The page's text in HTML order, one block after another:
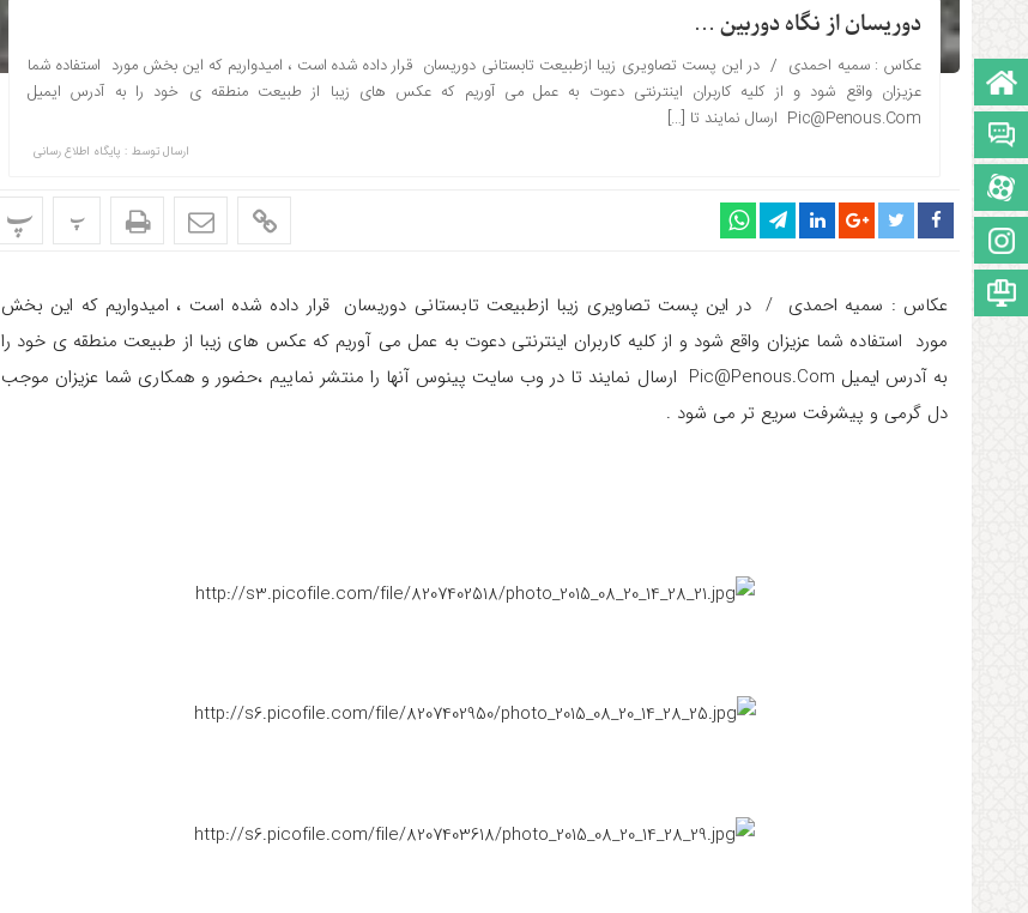
صفحه نخست
اینستاگرام
مجوز سایت
دوریسان از نگاه دوربین …
عکاس : سمیه احمدی / در این پست تصاویری زیبا ازطبیعت تابستانی دوریسان قرار داده شده است ، امیدواریم که این بخش مورد استفاده شما
عزیزان واقع شود و از کلیه کاربران اینترنتی دعوت به عمل می آوریم که عکس های زیبا از طبیعت منطقه ی خود را به آدرس ایمیل
Pic@Penous.Com ارسال نمایند تا […]
ارسال توسط : پایگاه اطلاع رسانی
پ پ
عکاس : سمیه احمدی / در این پست تصاویری زیبا ازطبیعت تابستانی دوریسان قرار داده شده است ، امیدواریم که این بخش
مورد استفاده شما عزیزان واقع شود و از کلیه کاربران اینترنتی دعوت به عمل می آوریم که عکس های زیبا از طبیعت منطقه ی خود را
به آدرس ایمیل Pic@Penous.Com ارسال نمایند تا در وب سایت پینوس آنها را منتشر نماییم ،حضور و همکاری شما عزیزان موجب
دل گرمی و پیشرفت سریع تر می شود .